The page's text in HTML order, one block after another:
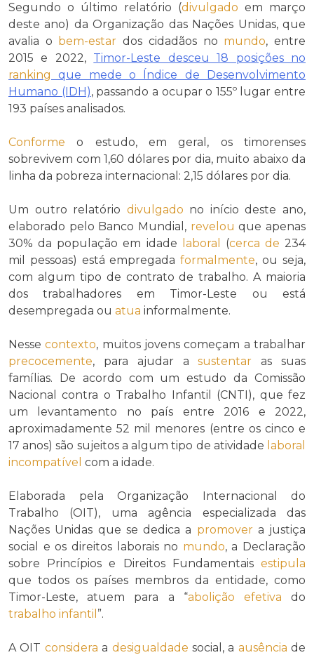
Segundo o último relatório (divulgado em março
deste ano) da Organização das Nações Unidas, que
avalia o bem-estar dos cidadãos no mundo, entre
2015 e 2022, Timor-Leste desceu 18 posições no
ranking
que mede o Índice de Desenvolvimento
Humano (IDH), passando a ocupar o 155º lugar entre
193 países analisados.
Conforme o estudo, em geral, os timorenses
sobrevivem com 1,60 dólares por dia, muito abaixo da
linha da pobreza internacional: 2,15 dólares por dia.
Um outro relatório divulgado no início deste ano,
elaborado pelo Banco Mundial, revelou que apenas
30% da população em idade
laboral (cerca de 234
mil pessoas) está empregadaformalmente, ou seja,
com algum tipo de contrato de trabalho. A maioria
dos trabalhadores em Timor-Leste ou está
desempregada ou atua informalmente.
Nessecontexto, muitos jovens começam a trabalhar
precocemente, para ajudar asustentar as suas
famílias. De acordo com um estudo da Comissão
Nacional contra o Trabalho Infantil (CNTI), que fez
um levantamento no país entre 2016 e 2022,
aproximadamente 52 mil menores (entre os cinco e
17 anos) são sujeitos a algum tipo de atividade laboral
incompatível com a idade.
Elaborada pela Organização Internacional do
Trabalho (OIT), uma agência especializada das
Nações Unidas que se dedica a promovera justiça
social e os direitos laborais no mundo, a Declaração
sobre Princípios e Direitos Fundamentais estipula
que todos os países membros da entidade, como
Timor-Leste, atuem para a “abolição efetiva do
trabalho infantil ”.
A OIT considera a desigualdade social, a ausência de